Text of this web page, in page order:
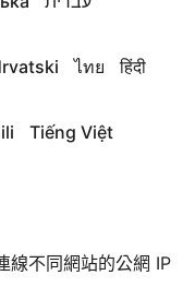
ไทย हिंदी
Tiếng Việt
線不同網站的公網 IP